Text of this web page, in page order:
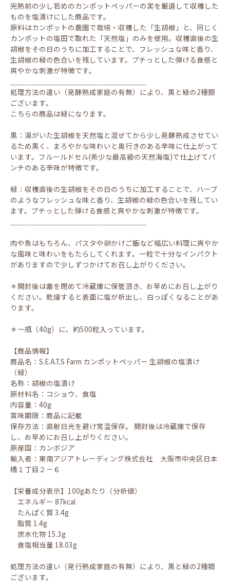
完熟前の少し若めのカンポットペッパーの実を厳選して収穫した
ものを塩漬けにした商品です。
原料はカンポットの農園で栽培・収穫した「生胡椒」と、同じく
カンポットの塩田で取れた「天然塩」のみを使用。収穫直後の生
胡椒をその日のうちに加工することで、フレッシュな味と香り、
生胡椒の緑の色合いを残しています。プチっとした弾ける食感と
爽やかな刺激が特徴です。
処理方法の違い（発酵熟成家庭の有無）により、黒と緑の2種類
ございます。
こちらの商品は緑になります。
黒：湯がいた生胡椒を天然塩と混ぜてから少し発酵熟成させてい
るため黒く、まろやかな味わいと奥行きのある辛味に仕上がって
います。フルールドセル(希少な最高級の天然海塩)で仕上げてパ
ンチのある辛味が特徴です。
緑：収穫直後の生胡椒をその日のうちに加工することで、ハーブ
のようなフレッシュな味と香り、生胡椒の緑の色合いを残してい
ます。プチっとした弾ける食感と爽やかな刺激が特徴です。
肉や魚はもちろん、パスタや卵かけご飯など幅広い料理に爽やか
な風味と味わいをもたらしてくれます。一粒で十分なインパクト
がありますので少しずつかけてお召し上がりください。
＊開封後は蓋を閉めて冷蔵庫に保管頂き、お早めにお召し上がり
ください。乾燥すると表面に塩が析出し、白っぽくなることがあ
ります。
＊一瓶（40g）に、約500粒入っています。
【商品情報】
商品名：S.E.A.T.S Farm カンポットペッパー 生胡椒の塩漬け
（緑）
名称：胡椒の塩漬け
原材料名：コショウ、食塩
内容量：40g
賞味期限：商品に記載
保存方法：直射日光を避け常温保存。 開封後は冷蔵庫で保存
し、お早めにお召し上がりください。
原産国：カンボジア
輸入者：東南アジアトレーディング株式会社 大阪市中央区日本
橋１丁目２－６
【栄養成分表示】100gあたり（分析値）
エネルギー 87kcal
たんぱく質 3.4g
脂質 1.4g
炭水化物 15.3g
食塩相当量 18.03g
処理方法の違い（発行熟成家庭の有無）により、黒と緑の2種類
ございます。